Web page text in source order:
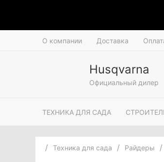
О компании Доставка
Husqvarna
Официальный дилер
ТЕХНИКА ДЛЯ САДА
Техника для сада Райдеры